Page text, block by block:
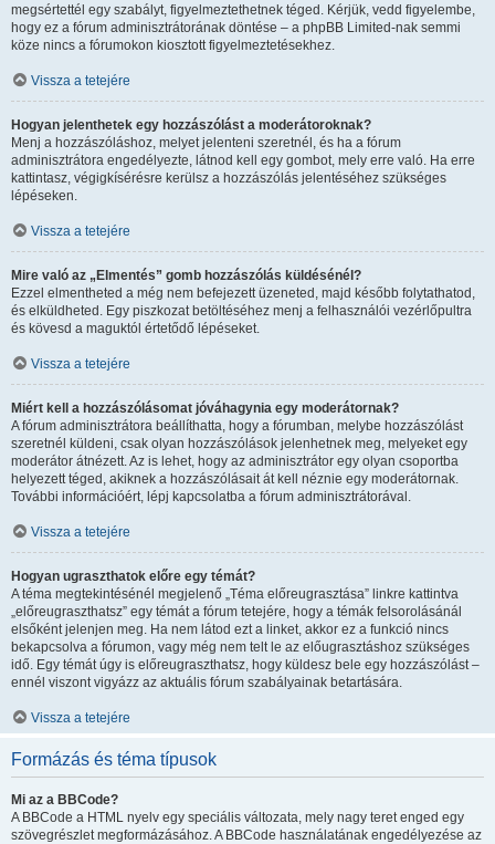
megsértettél egy szabályt, figyelmeztethetnek téged. Kérjük, vedd figyelembe,
hogy ez a fórum adminisztrátorának döntése – a phpBB Limited-nak semmi
köze nincs a fórumokon kiosztott figyelmeztetésekhez.
Vissza a tetejére
Hogyan jelenthetek egy hozzászólást a moderátoroknak?
Menj a hozzászóláshoz, melyet jelenteni szeretnél, és ha a fórum
adminisztrátora engedélyezte, látnod kell egy gombot, mely erre való. Ha erre
kattintasz, végigkísérésre kerülsz a hozzászólás jelentéséhez szükséges
lépéseken.
Vissza a tetejére
Mire való az „Elmentés” gomb hozzászólás küldésénél?
Ezzel elmentheted a még nem befejezett üzeneted, majd később folytathatod,
és elküldheted. Egy piszkozat betöltéséhez menj a felhasználói vezérlőpultra
és kövesd a maguktól értetődő lépéseket.
Vissza a tetejére
Miért kell a hozzászólásomat jóváhagynia egy moderátornak?
A fórum adminisztrátora beállíthatta, hogy a fórumban, melybe hozzászólást
szeretnél küldeni, csak olyan hozzászólások jelenhetnek meg, melyeket egy
moderátor átnézett. Az is lehet, hogy az adminisztrátor egy olyan csoportba
helyezett téged, akiknek a hozzászólásait át kell néznie egy moderátornak.
További információért, lépj kapcsolatba a fórum adminisztrátorával.
Vissza a tetejére
Hogyan ugraszthatok előre egy témát?
A téma megtekintésénél megjelenő „Téma előreugrasztása” linkre kattintva
„előreugraszthatsz” egy témát a fórum tetejére, hogy a témák felsorolásánál
elsőként jelenjen meg. Ha nem látod ezt a linket, akkor ez a funkció nincs
bekapcsolva a fórumon, vagy még nem telt le az előugrasztáshoz szükséges
idő. Egy témát úgy is előreugraszthatsz, hogy küldesz bele egy hozzászólást –
ennél viszont vigyázz az aktuális fórum szabályainak betartására.
Vissza a tetejére
Formázás és téma típusok
Mi az a BBCode?
A BBCode a HTML nyelv egy speciális változata, mely nagy teret enged egy
szövegrészlet megformázásához. A BBCode használatának engedélyezése az